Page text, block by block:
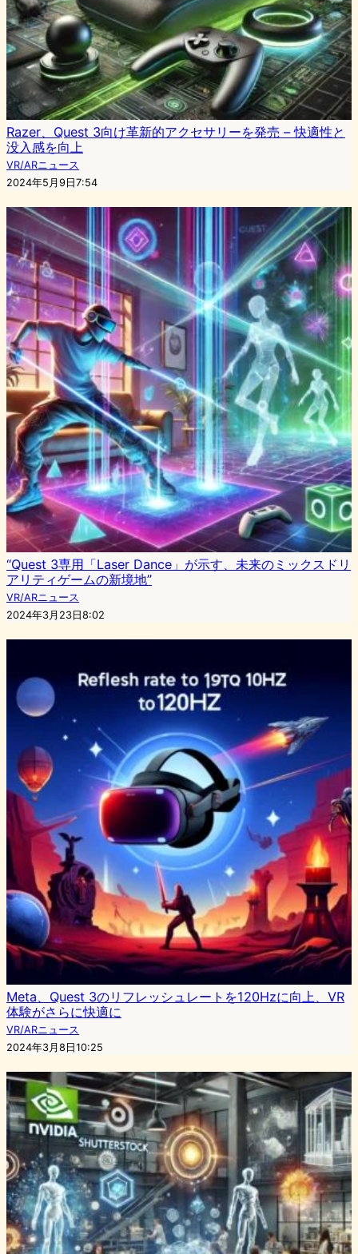
Razer、Quest 3向け革新的アクセサリーを発売 – 快適性と
没入感を向上
VR/ARニュース
2024年5月9日7:54
“Quest 3専用「Laser Dance」が示す、未来のミックスドリ
アリティゲームの新境地”
VR/ARニュース
2024年3月23日8:02
Meta、Quest 3のリフレッシュレートを120Hzに向上、VR
体験がさらに快適に
VR/ARニュース
2024年3月8日10:25